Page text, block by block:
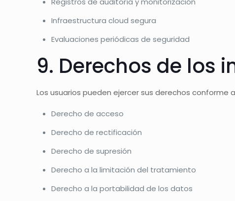
Infraestructura cloud segura
Evaluaciones periódicas de seguridad
9. Derechos de los
Los usuarios pueden ejercer sus derechos conforme al
Derecho de acceso
Derecho de rectificación
Derecho de supresión
Derecho a la limitación del tratamiento
Derecho a la portabilidad de los datos